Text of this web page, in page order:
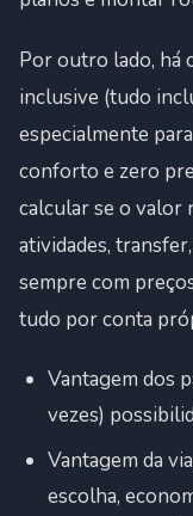
Por outro lado, há
inclusive (tudo
especialmente
conforto e zero
calcular se o valor
atividades,
sempre com
tudo por conta
Vantagem dos
vezes)
Vantagem da
escolha,